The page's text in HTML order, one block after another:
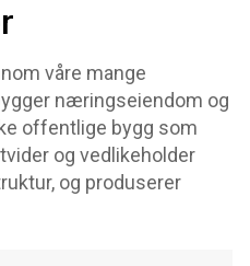
våre mange
næringseiendom og
offentlige bygg som
og vedlikeholder
og produserer